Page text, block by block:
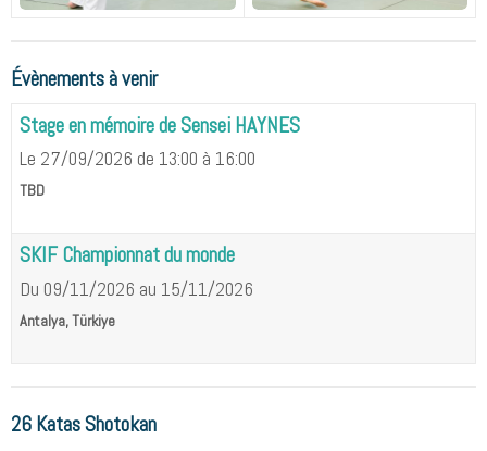
Évènements à venir
Stage en mémoire de Sensei HAYNES
Le 27/09/2026 de 13:00 à 16:00
TBD
SKIF Championnat du monde
Du 09/11/2026 au 15/11/2026
Antalya, Türkiye
26 Katas Shotokan